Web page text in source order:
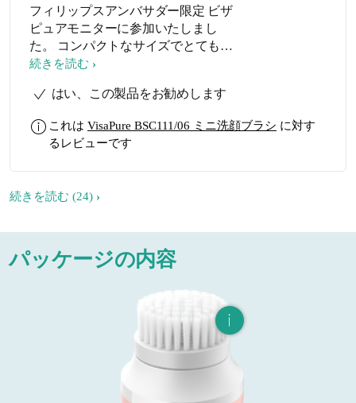
フィリップスアンバサダー限定 ビザ
ピュアモニターに参加いたしまし
た。 コンパクトなサイズでとても握
りやすく、可愛らしいピンクのボデ
心の防水仕様、非常に使用感良くと
洗顔の6倍の洗浄効果の肌に優しい新
洗顔習慣で、簡単すばやく透明感の
ぬるま湯で濡らしてから、普段使用
度当てて、鼻側から耳側にむかって
ブラシを優しく滑らせて洗浄しま
す。 強く押し付けたり、何度も同じ
個所にブラシを当てていると肌に刺
激を与えてしまうので要注意です。
洗い上がりは小鼻の周りや、普段ザ
ラツキの気になる部分が皮脂ヨゴレ
す。 ノーマル肌用のブラシがセット
続きを読む
はい、この製品をお勧めします
これは VisaPure BSC111/06 ミニ洗顔ブラシ に対す
るレビューです
続きを読む (24)
パッケージの内容